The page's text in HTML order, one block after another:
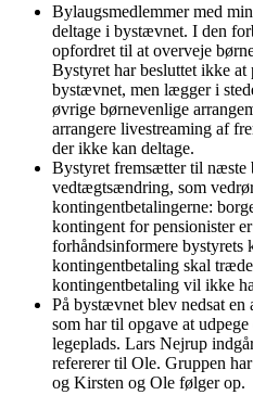
Bylaugsmedlemmer med
deltage i bystævnet. I den
opfordret til at overveje
Bystyret har besluttet ikke
bystævnet, men lægger i
øvrige børnevenlige
arrangere livestreaming af
der ikke kan deltage.
Bystyret fremsætter til næste
vedtægtsændring, som
kontingentbetalingerne:
kontingent for pensionister
forhåndsinformere bystyrets
kontingentbetaling skal
kontingentbetaling vil ikke
På bystævnet blev nedsat en
som har til opgave at
legeplads. Lars Nejrup
refererer til Ole. Gruppen
og Kirsten og Ole følger op.